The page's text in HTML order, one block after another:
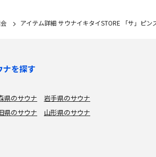
アイテム詳細 サウナイキタイSTORE 「サ」ピン
を探す
県のサウナ
岩手県のサウナ
県のサウナ
山形県のサウナ